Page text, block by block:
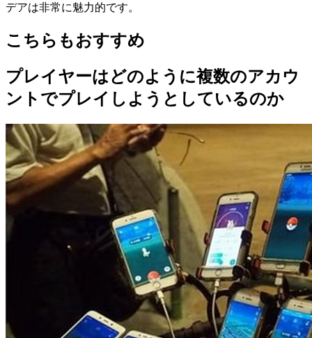
デアは非常に魅力的です。
こちらもおすすめ
プレイヤーはどのように複数のアカウ
ントでプレイしようとしているのか